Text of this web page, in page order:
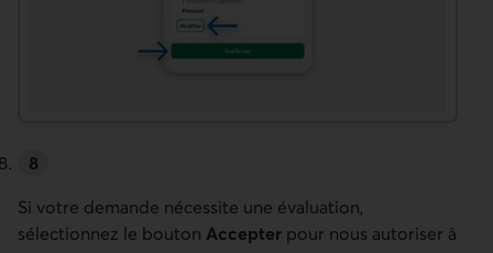
Si votre demande nécessite une évaluation,
sélectionnez le bouton Accepter pour nous autoriser à